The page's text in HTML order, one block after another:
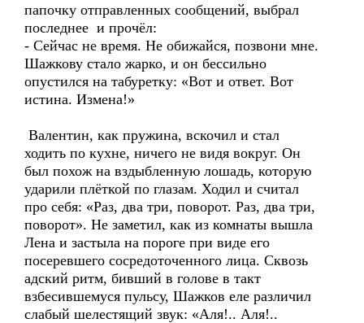
папочку отправленных сообщений, выбрал
последнее и прочёл:
- Сейчас не время. Не обижайся, позвони мне.
Шажкову стало жарко, и он бессильно
опустился на табуретку: «Вот и ответ. Вот
истина. Измена!»
Валентин, как пружина, вскочил и стал
ходить по кухне, ничего не видя вокруг. Он
был похож на вздыбленную лошадь, которую
ударили плёткой по глазам. Ходил и считал
про себя: «Раз, два три, поворот. Раз, два три,
поворот». Не заметил, как из комнаты вышла
Лена и застыла на пороге при виде его
посеревшего сосредоточенного лица. Сквозь
адский ритм, бивший в голове в такт
взбесившемуся пульсу, Шажков еле различил
слабый шелестящий звук: «Аля!.. Аля!..